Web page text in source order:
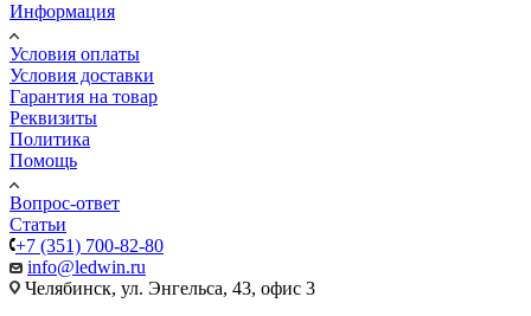
Информация
Условия оплаты
Условия доставки
Гарантия на товар
Реквизиты
Политика
Помощь
Вопрос-ответ
Статьи
+7 (351) 700-82-80
info@ledwin.ru
Челябинск, ул. Энгельса, 43, офис 3